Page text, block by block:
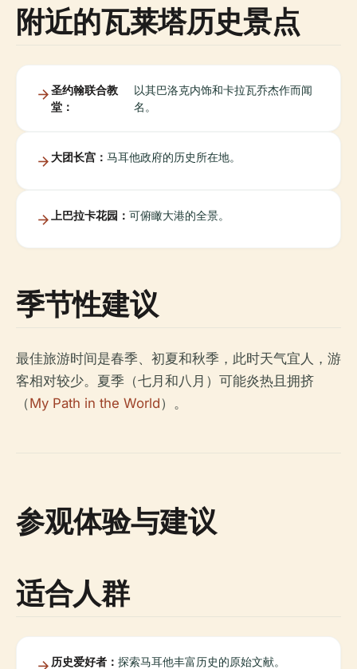
附近的瓦莱塔历史景点
圣约翰联合教
堂：
以其巴洛克内饰和卡拉瓦乔杰作而闻
名。
大团长宫： 马耳他政府的历史所在地。
上巴拉卡花园： 可俯瞰大港的全景。
季节性建议
最佳旅游时间是春季、初夏和秋季，此时天气宜人，游
客相对较少。夏季（七月和八月）可能炎热且拥挤
（My Path in the World）。
参观体验与建议
适合人群
历史爱好者： 探索马耳他丰富历史的原始文献。